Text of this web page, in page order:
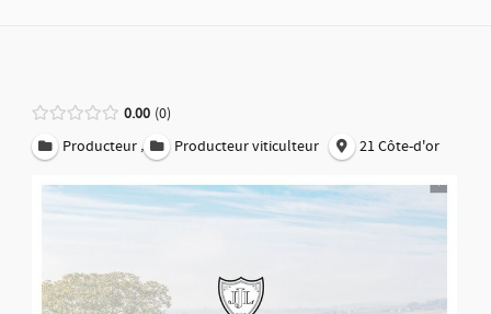
0.00 0
Producteur , Producteur viticulteur 21 Côte-d'or